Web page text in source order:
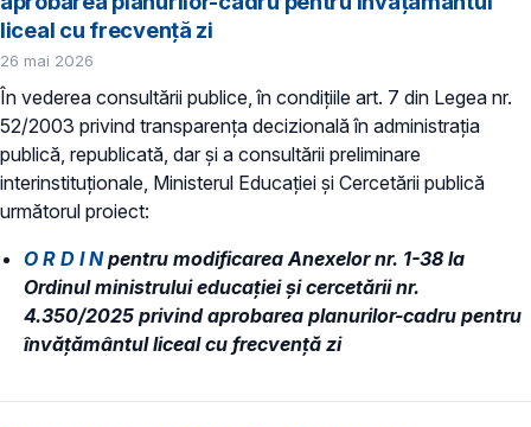
liceal cu frecvență zi
26 mai 2026
În vederea consultării publice, în condiţiile art. 7 din Legea nr.
52/2003 privind transparenţa decizională în administraţia
publică, republicată, dar și a consultării preliminare
interinstituționale, Ministerul Educaţiei și Cercetării publică
următorul proiect:
O R D I Npentru modificarea Anexelor nr. 1-38 la
Ordinul ministrului educației și cercetării nr.
4.350/2025 privind aprobarea planurilor-cadru pentru
învățământul liceal cu frecvență zi